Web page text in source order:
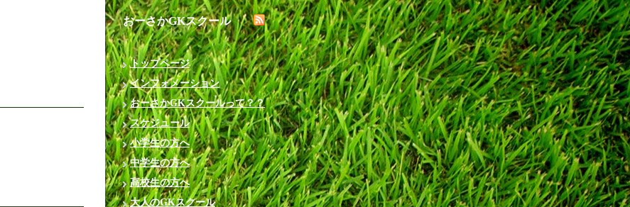
おーさかGKスクール
トップページ
インフォメーション
おーさかGKスクールって？？
スケジュール
小学生の方へ
中学生の方へ
高校生の方へ
大人のGKスクール